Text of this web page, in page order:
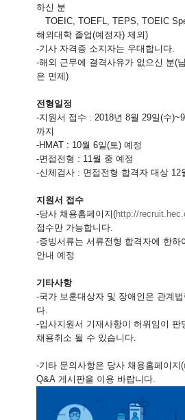
하신 분
TOEIC, TOEFL, TEPS, TOEIC
해외대학 졸업(예정자) 제외)
-기사 자격증 소지자는 우대합니다.
-해외 근무에 결격사유가 없으신 분(
은 면제)
전형일정
-지원서 접수 : 2018년 8월 29일(수)~9
까지
-HMAT : 10월 6일(토) 예정
-면접전형 : 11월 중 예정
-신체검사 : 면접전형 합격자 대상 12
지원서 접수
-당사 채용홈페이지(http://
접수만 가능합니다.
-증빙서류는 서류전형 합격자에 한하
안내 예정
기타사항
-국가 보훈대상자 및 장애인은 관계
다.
-입사지원서 기재사항이 허위임이 판
채용취소 될 수 있습니다.
-기타 문의사항은 당사 채용홈페이지(
Q&A 게시판을 이용 바랍니다.